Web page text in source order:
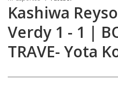
Kashiwa
Verdy 1 - 1 |
TRAVE- Yota